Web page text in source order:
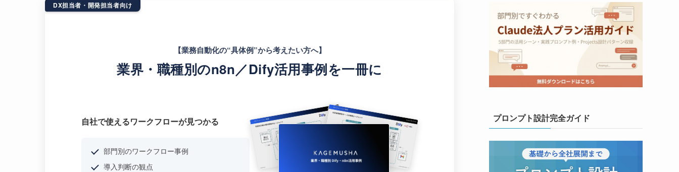
DX担当者・開発担当者向け
【業務自動化の“具体例”から考えたい方へ】
業界・職種別のn8n／Dify活用事例を一冊に
自社で使えるワークフローが見つかる
部門別のワークフロー事例
導入判断の観点
プロンプト設計完全ガイド